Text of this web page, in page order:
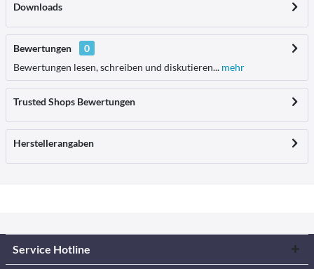
Downloads
Bewertungen
0
Bewertungen lesen, schreiben und diskutieren... mehr
Trusted Shops Bewertungen
Herstellerangaben
Service Hotline